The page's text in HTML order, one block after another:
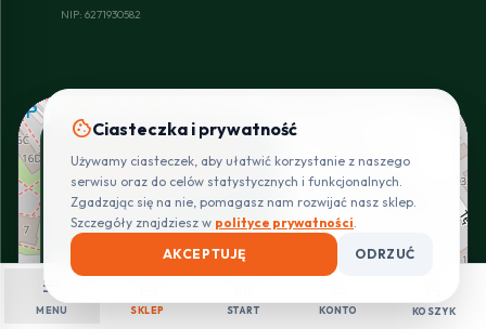
menu
MENU SKLEP START KONTO KOSZYK
NIP: 6271930582
Pro Installer - oficjalny
partner Eltrox
⭐ 5.0(7 opinii)
Ul. Władysława Łokietka 1
44-190 Knurów, Śląskie
Zadzwoń Mapa
cookieCiasteczka i prywatność
Używamy ciasteczek, aby ułatwić korzystanie z naszego
serwisu oraz do celów statystycznych i funkcjonalnych.
Zgadzając się na nie, pomagasz nam rozwijać nasz sklep.
Szczegóły znajdziesz w polityce prywatności.
AKCEPTUJĘ
ODRZUĆ